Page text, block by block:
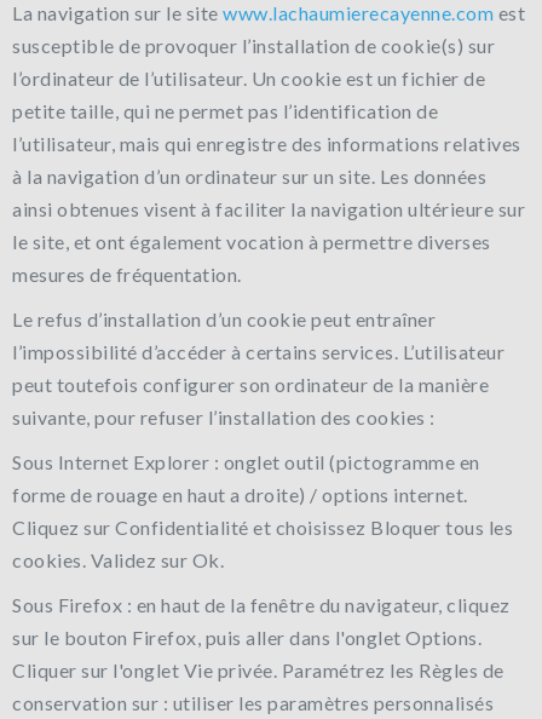
La navigation sur le site www.lachaumierecayenne.com est
susceptible de provoquer l’installation de cookie(s) sur
l’ordinateur de l’utilisateur. Un cookie est un fichier de
petite taille, qui ne permet pas l’identification de
l’utilisateur, mais qui enregistre des informations relatives
à la navigation d’un ordinateur sur un site. Les données
ainsi obtenues visent à faciliter la navigation ultérieure sur
le site, et ont également vocation à permettre diverses
mesures de fréquentation.
Le refus d’installation d’un cookie peut entraîner
l’impossibilité d’accéder à certains services. L’utilisateur
peut toutefois configurer son ordinateur de la manière
suivante, pour refuser l’installation des cookies :
Sous Internet Explorer : onglet outil (pictogramme en
forme de rouage en haut a droite) / options internet.
Cliquez sur Confidentialité et choisissez Bloquer tous les
cookies. Validez sur Ok.
Sous Firefox : en haut de la fenêtre du navigateur, cliquez
sur le bouton Firefox, puis aller dans l'onglet Options.
Cliquer sur l'onglet Vie privée. Paramétrez les Règles de
conservation sur : utiliser les paramètres personnalisés